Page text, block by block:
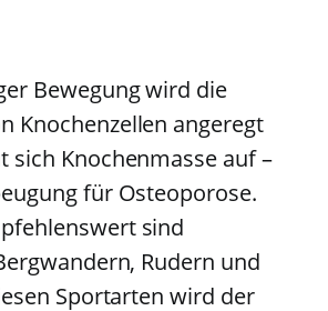
Bewegung wird die
Knochenzellen angeregt
sich Knochenmasse auf –
für Osteoporose.
sind
Rudern und
Sportarten wird der